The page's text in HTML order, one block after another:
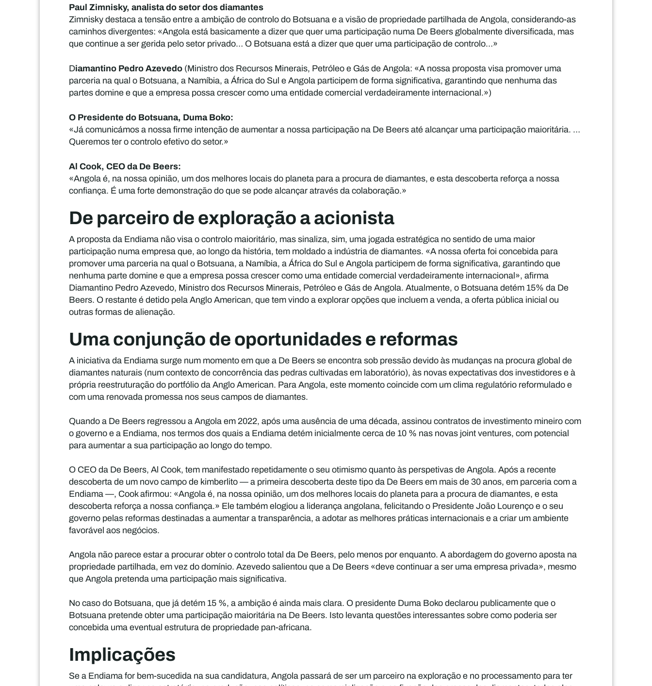
Paul Zimnisky, analista do setor dos diamantes
Zimnisky destaca a tensão entre a ambição de controlo do Botsuana e a visão de propriedade partilhada de Angola, considerando-as
caminhos divergentes: «Angola está basicamente a dizer que quer uma participação numa De Beers globalmente diversificada, mas
que continue a ser gerida pelo setor privado… O Botsuana está a dizer que quer uma participação de controlo…»
Diamantino Pedro Azevedo(Ministro dos Recursos Minerais, Petróleo e Gás de Angola: «A nossa proposta visa promover uma
parceria na qual o Botsuana, a Namíbia, a África do Sul e Angola participem de forma significativa, garantindo que nenhuma das
partes domine e que a empresa possa crescer como uma entidade comercial verdadeiramente internacional.»)
O Presidente do Botsuana, Duma Boko:
«Já comunicámos a nossa firme intenção de aumentar a nossa participação na De Beers até alcançar uma participação maioritária. …
Queremos ter o controlo efetivo do setor.»
Al Cook, CEO da De Beers:
«Angola é, na nossa opinião, um dos melhores locais do planeta para a procura de diamantes, e esta descoberta reforça a nossa
confiança. É uma forte demonstração do que se pode alcançar através da colaboração.»
De parceiro de exploração a acionista
A proposta da Endiama não visa o controlo maioritário, mas sinaliza, sim, uma jogada estratégica no sentido de uma maior
participação numa empresa que, ao longo da história, tem moldado a indústria de diamantes. «A nossa oferta foi concebida para
promover uma parceria na qual o Botsuana, a Namíbia, a África do Sul e Angola participem de forma significativa, garantindo que
nenhuma parte domine e que a empresa possa crescer como uma entidade comercial verdadeiramente internacional», afirma
Diamantino Pedro Azevedo, Ministro dos Recursos Minerais, Petróleo e Gás de Angola. Atualmente, o Botsuana detém 15% da De
Beers. O restante é detido pela Anglo American, que tem vindo a explorar opções que incluem a venda, a oferta pública inicial ou
outras formas de alienação.
Uma conjunção de oportunidades e reformas
A iniciativa da Endiama surge num momento em que a De Beers se encontra sob pressão devido às mudanças na procura global de
diamantes naturais (num contexto de concorrência das pedras cultivadas em laboratório), às novas expectativas dos investidores e à
própria reestruturação do portfólio da Anglo American. Para Angola, este momento coincide com um clima regulatório reformulado e
com uma renovada promessa nos seus campos de diamantes.
Quando a De Beers regressou a Angola em 2022, após uma ausência de uma década, assinou contratos de investimento mineiro com
o governo e a Endiama, nos termos dos quais a Endiama detém inicialmente cerca de 10 % nas novas joint ventures, com potencial
para aumentar a sua participação ao longo do tempo.
O CEO da De Beers, Al Cook, tem manifestado repetidamente o seu otimismo quanto às perspetivas de Angola. Após a recente
descoberta de um novo campo de kimberlito — a primeira descoberta deste tipo da De Beers em mais de 30 anos, em parceria com a
Endiama —, Cook afirmou: «Angola é, na nossa opinião, um dos melhores locais do planeta para a procura de diamantes, e esta
descoberta reforça a nossa confiança.» Ele também elogiou a liderança angolana, felicitando o Presidente João Lourenço e o seu
governo pelas reformas destinadas a aumentar a transparência, a adotar as melhores práticas internacionais e a criar um ambiente
favorável aos negócios.
Angola não parece estar a procurar obter o controlo total da De Beers, pelo menos por enquanto. A abordagem do governo aposta na
propriedade partilhada, em vez do domínio. Azevedo salientou que a De Beers «deve continuar a ser uma empresa privada», mesmo
que Angola pretenda uma participação mais significativa.
No caso do Botsuana, que já detém 15 %, a ambição é ainda mais clara. O presidente Duma Boko declarou publicamente que o
Botsuana pretende obter uma participação maioritária na De Beers. Isto levanta questões interessantes sobre como poderia ser
concebida uma eventual estrutura de propriedade pan-africana.
Implicações
Se a Endiama for bem-sucedida na sua candidatura, Angola passará de ser um parceiro na exploração e no processamento para ter